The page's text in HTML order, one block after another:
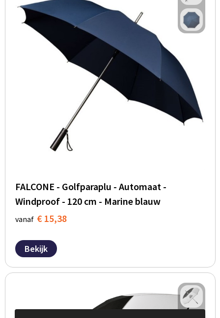
FALCONE - Golfparaplu - Automaat -
Windproof - 120 cm - Marine blauw
vanaf € 15,38
Bekijk